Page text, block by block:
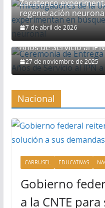
Zacatenco
regeneración
7 de abril de 2026
Ceremonia de
Años de Servicio al
27 de noviembre de 2025
Nacional
CARRUSEL EDUCATIVAS
Gobierno
a la CNTE